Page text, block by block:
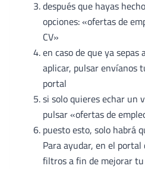
después que hayas
opciones: «ofertas de
CV»
en caso de que ya
aplicar, pulsar envíanos
portal
si solo quieres echar un
pulsar «ofertas de
puesto esto, solo habrá
Para ayudar, en el
filtros a fin de mejorar